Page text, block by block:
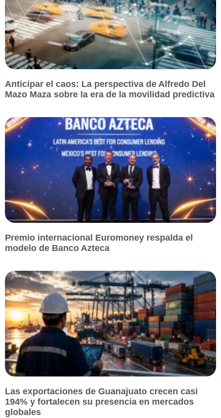
Anticipar el caos: La perspectiva de Alfredo Del
Mazo Maza sobre la era de la movilidad predictiva
Premio internacional Euromoney respalda el
modelo de Banco Azteca
Las exportaciones de Guanajuato crecen casi
194% y fortalecen su presencia en mercados
globales